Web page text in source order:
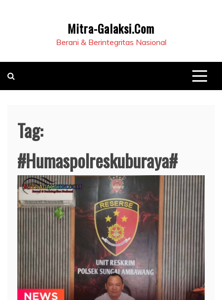
Mitra-Galaksi.Com
Berani & Berintegritas Nasional
Tag:
#Humaspolreskuburaya#